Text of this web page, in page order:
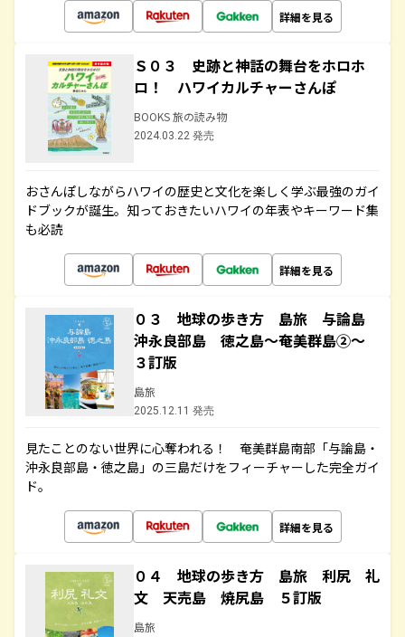
詳細を見る
Ｓ０３ 史跡と神話の舞台をホロホ
ロ！ ハワイカルチャーさんぽ
BOOKS 旅の読み物
2024.03.22 発売
おさんぽしながらハワイの歴史と文化を楽しく学ぶ最強のガイ
ドブックが誕生。知っておきたいハワイの年表やキーワード集
も必読
詳細を見る
０３ 地球の歩き方 島旅 与論島
沖永良部島 徳之島～奄美群島②～
３訂版
島旅
2025.12.11 発売
見たことのない世界に心奪われる！ 奄美群島南部「与論島・
沖永良部島・徳之島」の三島だけをフィーチャーした完全ガイ
ド。
詳細を見る
０４ 地球の歩き方 島旅 利尻 礼
文 天売島 焼尻島 ５訂版
島旅